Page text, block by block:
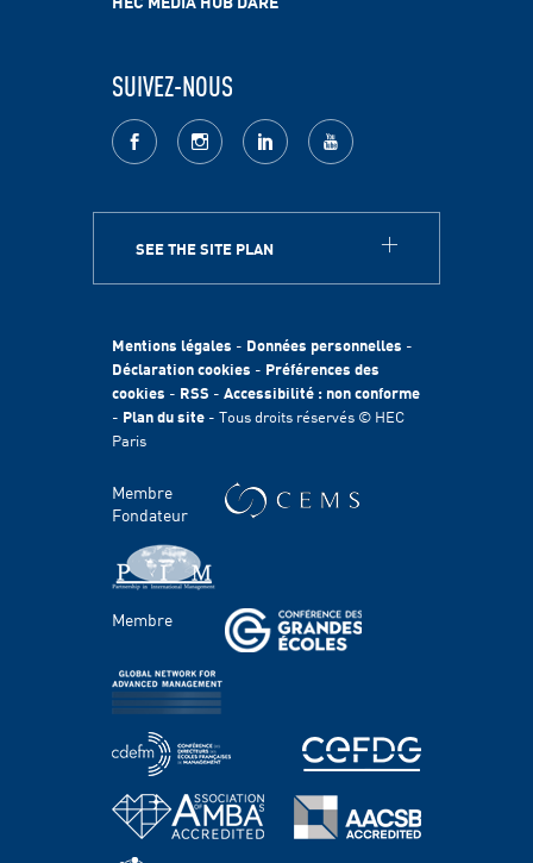
SEE THE SITE PLAN
A PROPOS
Egalité des chances
Fondation HEC
International
Durabilité
Témoignages
HEC Talents
Contacts Presse & Communication
Handicap
Domaines d'étude
Corps professoral
Chaires
Centres
PROGRAMMES
Grande école & Masters
Bachelor Programs
SUIVEZ-NOUS
facebook Instagram LinkedIn youtube
Mentions légales - Données personnelles -
Déclaration cookies - Préférences des
cookies - RSS - Accessibilité : non conforme
- Plan du site - Tous droits réservés © HEC
Paris
Membre
Fondateur
Membre